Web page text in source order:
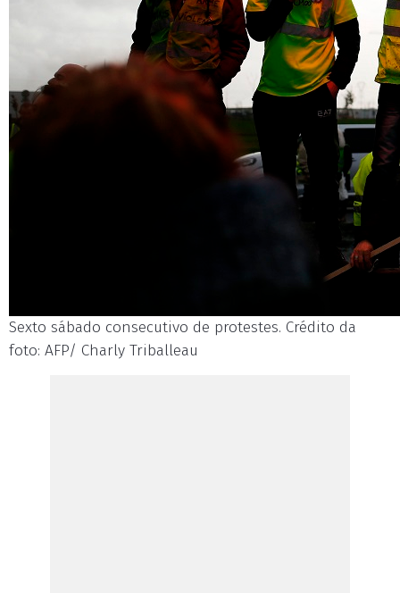
Sexto sábado consecutivo de protestes. Crédito da
foto: AFP/ Charly Triballeau